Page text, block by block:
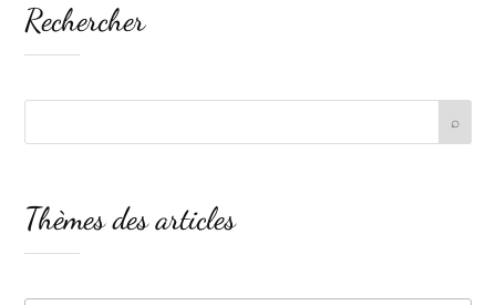
Rechercher
Thèmes des articles